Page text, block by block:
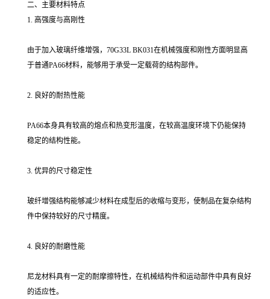
二、主要材料特点
1. 高强度与高刚性
由于加入玻璃纤维增强，70G33L BK031在机械强度和刚性方面明显高
于普通PA66材料，能够用于承受一定载荷的结构部件。
2. 良好的耐热性能
PA66本身具有较高的熔点和热变形温度，在较高温度环境下仍能保持
稳定的结构性能。
3. 优异的尺寸稳定性
玻纤增强结构能够减少材料在成型后的收缩与变形，使制品在复杂结构
件中保持较好的尺寸精度。
4. 良好的耐磨性能
尼龙材料具有一定的耐摩擦特性，在机械结构件和运动部件中具有良好
的适应性。